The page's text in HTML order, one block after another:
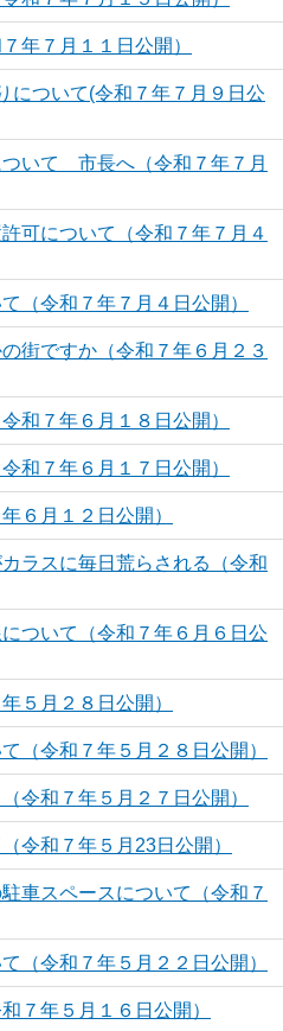
年７月１１日公開）
について(令和７年７月９日公
いて 市長へ（令和７年７月
可について（令和７年７月４
（令和７年７月４日公開）
街ですか（令和７年６月２３
和７年６月１８日公開）
和７年６月１７日公開）
６月１２日公開）
ラスに毎日荒らされる（令和
ついて（令和７年６月６日公
５月２８日公開）
（令和７年５月２８日公開）
令和７年５月２７日公開）
令和７年５月23日公開）
車スペースについて（令和７
（令和７年５月２２日公開）
７年５月１６日公開）